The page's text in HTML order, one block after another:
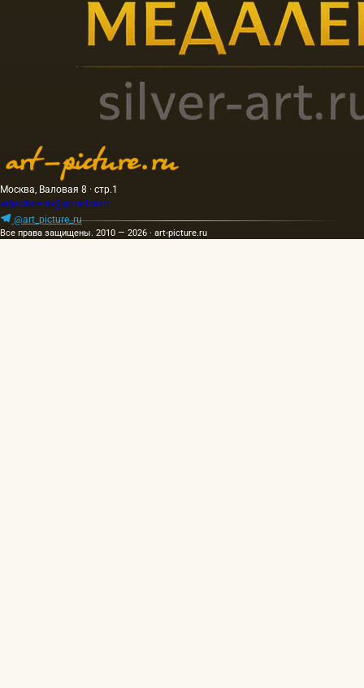
Москва, Валовая 8 · стр.1
artpicture.ru@gmail.com
@art_picture_ru
Все права защищены. 2010 — 2026 · art-picture.ru